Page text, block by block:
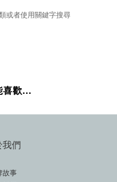
或者使用關鍵字搜尋
喜歡...
們
故事